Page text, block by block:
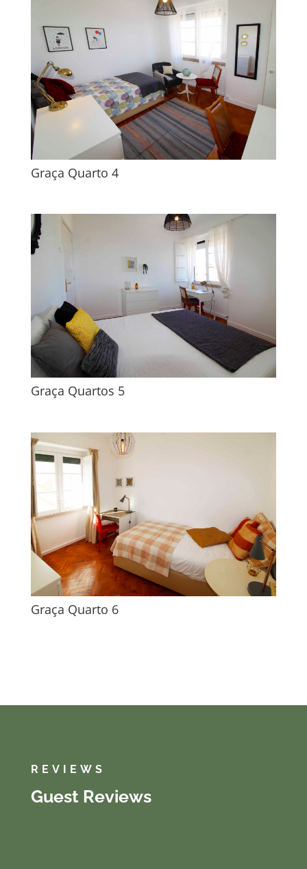
Graça Quarto 4
Graça Quartos 5
Graça Quarto 6
REVIEWS
Guest Reviews